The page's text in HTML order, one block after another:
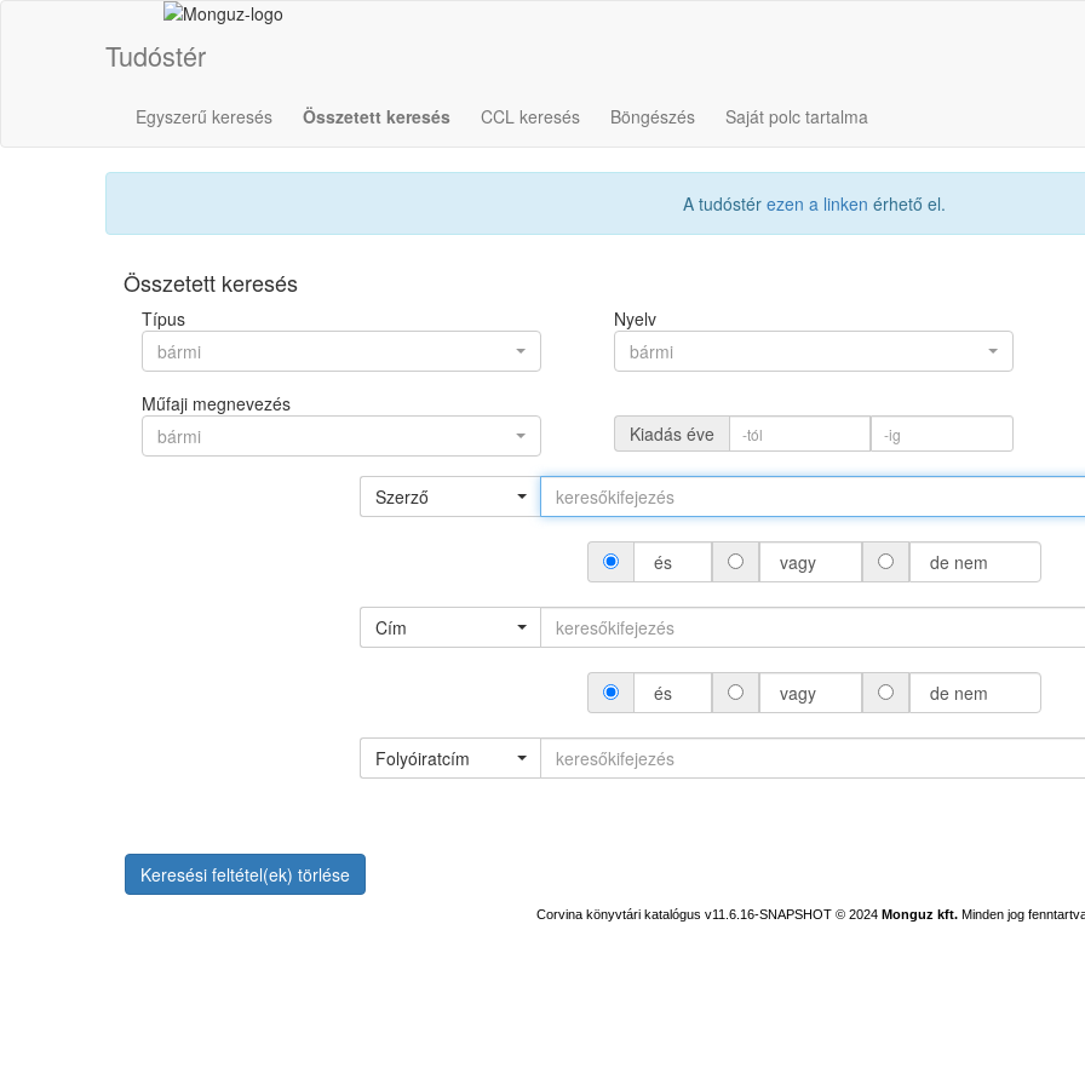
Tudóstér
Egyszerű keresés Összetett keresés CCL keresés Böngészés Saját polc tartalma
A tudóstér ezen a linken érhető el.
Összetett keresés
Típus
bármi
Nyelv
bármi
Műfaji megnevezés
bármi
Kiadás éve
Szerző
és vagy de nem
Cím
és vagy de nem
Folyóiratcím
Keresési feltétel(ek) törlése
Corvina könyvtári katalógus v11.6.16-SNAPSHOT © 2024 Monguz kft. Minden jog